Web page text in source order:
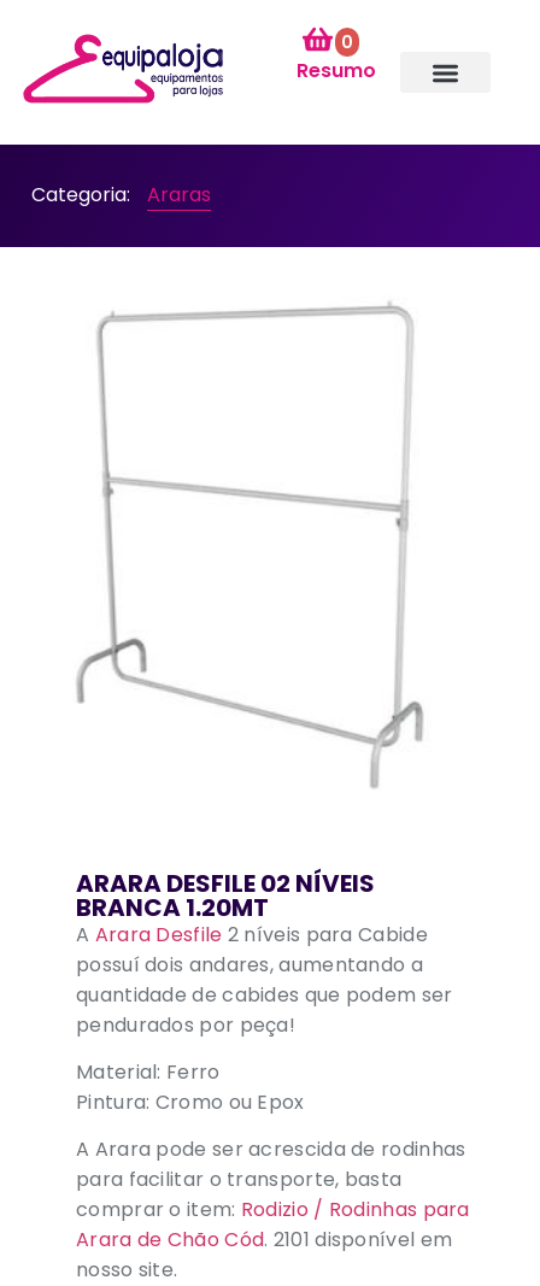
0
Resumo
Categoria: Araras
ARARA DESFILE 02 NÍVEIS
BRANCA 1.20MT
A Arara Desfile 2 níveis para Cabide
possuí dois andares, aumentando a
quantidade de cabides que podem ser
pendurados por peça!
Material: Ferro
Pintura: Cromo ou Epox
A Arara pode ser acrescida de rodinhas
para facilitar o transporte, basta
comprar o item: Rodizio / Rodinhas para
Arara de ChãoCód. 2101 disponível em
nosso site.